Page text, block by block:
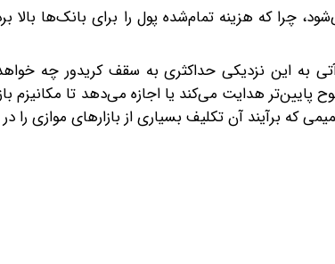
که هزینه تمام‌شده پول را برای بانک‌ها بالا
به این نزدیکی حداکثری به سقف کریدور چه
پایین‌تر هدایت می‌کند یا اجازه می‌دهد تا مکانیزم
برآیند آن تکلیف بسیاری از بازارهای موازی را